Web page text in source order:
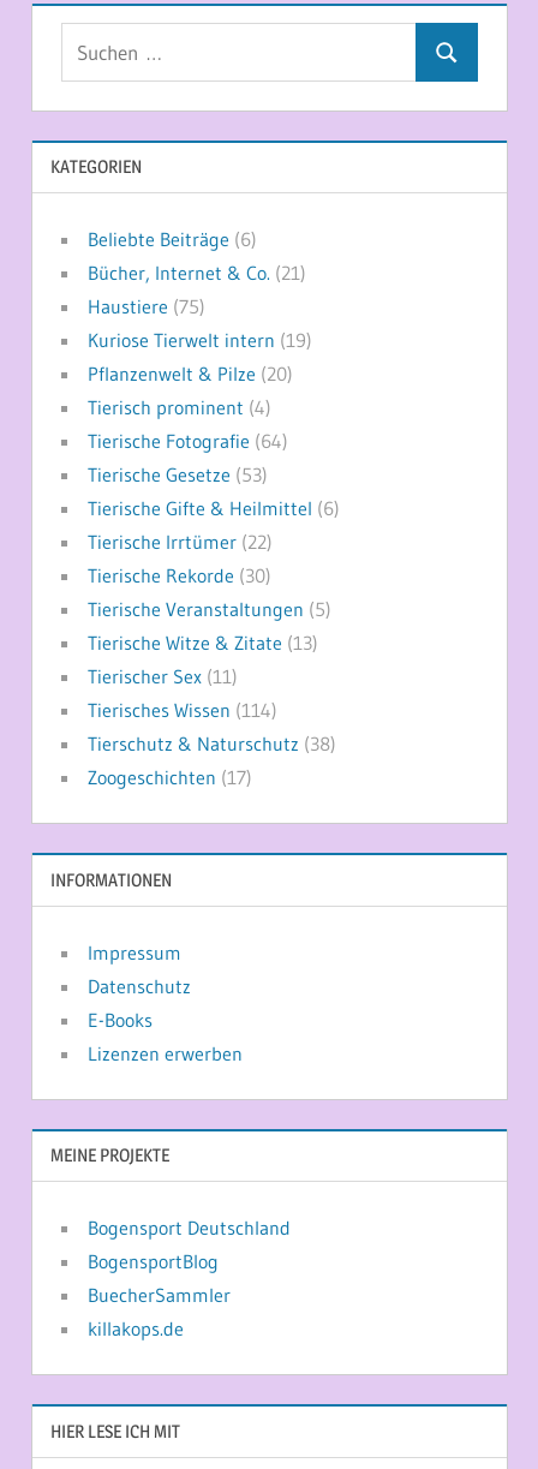
Suchen
KATEGORIEN
Beliebte Beiträge (6)
Bücher, Internet & Co. (21)
Haustiere (75)
Kuriose Tierwelt intern (19)
Pflanzenwelt & Pilze (20)
Tierisch prominent (4)
Tierische Fotografie (64)
Tierische Gesetze (53)
Tierische Gifte & Heilmittel (6)
Tierische Irrtümer(22)
Tierische Rekorde (30)
Tierische Veranstaltungen (5)
Tierische Witze & Zitate (13)
Tierischer Sex(11)
Tierisches Wissen (114)
Tierschutz & Naturschutz (38)
Zoogeschichten (17)
INFORMATIONEN
Impressum
Datenschutz
E-Books
Lizenzen erwerben
MEINE PROJEKTE
Bogensport Deutschland
BogensportBlog
BuecherSammler
killakops.de
HIER LESE ICH MIT